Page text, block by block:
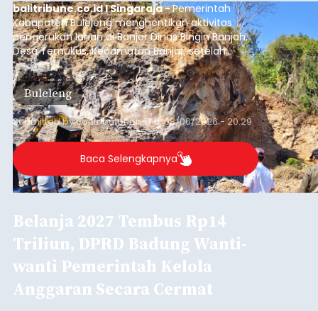
balitribune.co.id I Singaraja -Pemerintah
Kabupaten Buleleng menghentikan aktivitas
pengerukan lahan di Banjar Dinas Bingin Banjah,
Desa Temukus, Kecamatan Banjar, setelah
ditemukan indikasi kegiatan pengambilan
material yang tidak sesuai dengan peruntukan
kawasan.
Buleleng
Submitted bycontributoronThu, 08/06/2026 - 20:29
Baca Selengkapnya
Belanja 2027 Tembus Rp14
Triliun, DPRD Badung Wanti-
wanti Pemerintah Kelola
Anggaran Secara Cermat